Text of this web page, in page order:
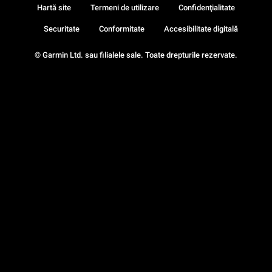
© Garmin Ltd. sau filialele sale. Toate drepturile rezervate.
Hartă site Termeni de utilizare Confidenţialitate
Securitate Conformitate Accesibilitate digitală